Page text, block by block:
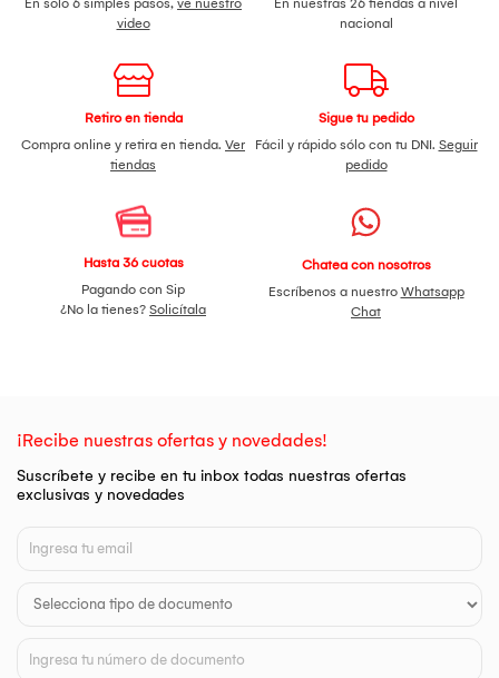
no solo es cómodo y duradero, también
cada movimiento.
En solo 6 simples pasos, ve nuestro
video
En nuestras 26 tiendas a nivel
nacional
Retiro en tienda
Compra online y retira en tienda. Ver
tiendas
Sigue tu pedido
Fácil y rápido sólo con tu DNI. Seguir
pedido
Hasta 36 cuotas
Pagando con Sip
¿No la tienes? Solicítala
Chatea con nosotros
Escríbenos a nuestro Whatsapp
Chat
¡Recibe nuestras ofertas y novedades!
Suscríbete y recibe en tu inbox todas nuestras ofertas
exclusivas y novedades